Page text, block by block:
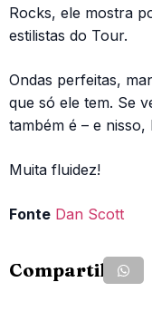
Rocks, ele mostra
estilistas do Tour.
Ondas perfeitas,
que só ele tem. Se
também é – e
Muita fluidez!
Fonte Dan Scott
Compartilhe: